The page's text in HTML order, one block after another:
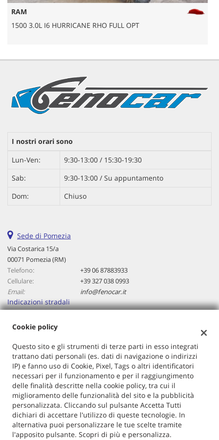
RAM
1500 3.0L I6 HURRICANE RHO FULL OPT
I nostri orari sono
Lun-Ven:
9:30-13:00 / 15:30-19:30
Sab:
9:30-13:00 / Su appuntamento
Dom:
Chiuso
Sede di Pomezia
Via Costarica 15/a
00071 Pomezia (RM)
Telefono:
+39 06 87883933
Cellulare:
+39 327 038 0993
Email:
info@fenocar.it
Indicazioni stradali
Fenocar Srl
Via Costarica 15/a
C.F/P.IVA:13021171007
Registro delle imprese:RM
Capitale sociale: €10000 i.v.
Cookie policy
Questo sito e gli strumenti di terze parti in esso integrati
trattano dati personali (es. dati di navigazione o indirizzi
IP) e fanno uso di Cookie, Pixel, Tags o altri identificatori
necessari per il funzionamento e per il raggiungimento
delle finalità descritte nella cookie policy, tra cui il
miglioramento delle funzionalità del sito e la pubblicità
personalizzata. Cliccando sul pulsante Accetta Tutti
dichiari di accettare l'utilizzo di queste tecnologie. In
alternativa puoi personalizzare le tue scelte tramite
l'apposito pulsante. Scopri di più e personalizza.